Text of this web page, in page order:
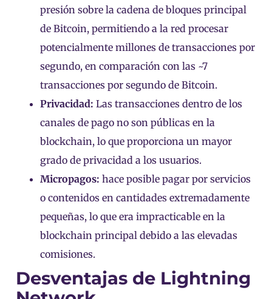
presión sobre la cadena de bloques principal
de Bitcoin, permitiendo a la red procesar
potencialmente millones de transacciones por
segundo, en comparación con las ~7
transacciones por segundo de Bitcoin.
Privacidad: Las transacciones dentro de los
canales de pago no son públicas en la
blockchain, lo que proporciona un mayor
grado de privacidad a los usuarios.
Micropagos: hace posible pagar por servicios
o contenidos en cantidades extremadamente
pequeñas, lo que era impracticable en la
blockchain principal debido a las elevadas
comisiones.
Desventajas de Lightning